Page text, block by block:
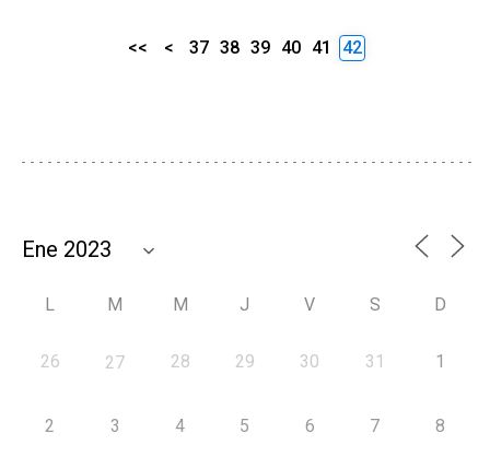
<< < 37 38 39 40 41 42
L M M J V S D
26 27 28 29 30 31 1
2 3 4 5 6 7 8